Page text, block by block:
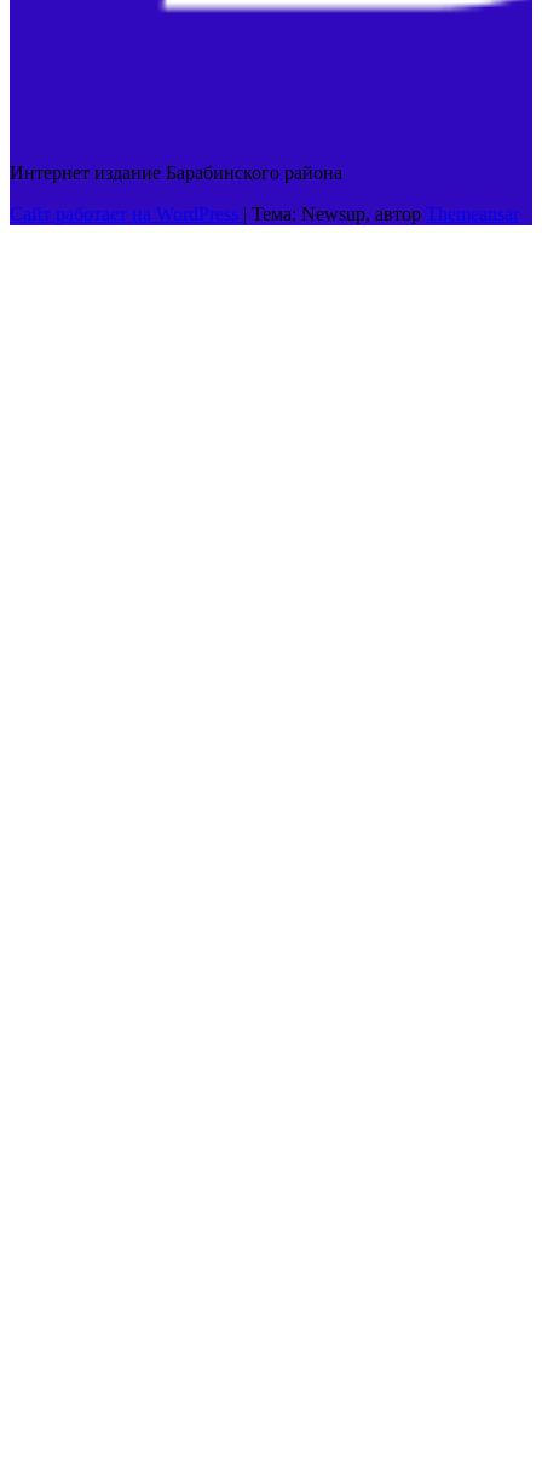
Интернет издание Барабинского района
Сайт работает на WordPress | Тема: Newsup, автор Themeansar